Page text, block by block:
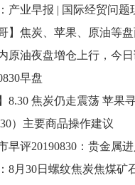
早盘
）主要商品操作建议